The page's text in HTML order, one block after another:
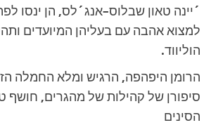
´יינה טאון שבלוס–אנג´לס, הן ינסו
למצוא אהבה עם בעליהן המיועדים
הוליווד.
הרומן היפהפה, הרגיש ומלא החמלה
סיפורן של קהילות של מהגרים,
הסינים